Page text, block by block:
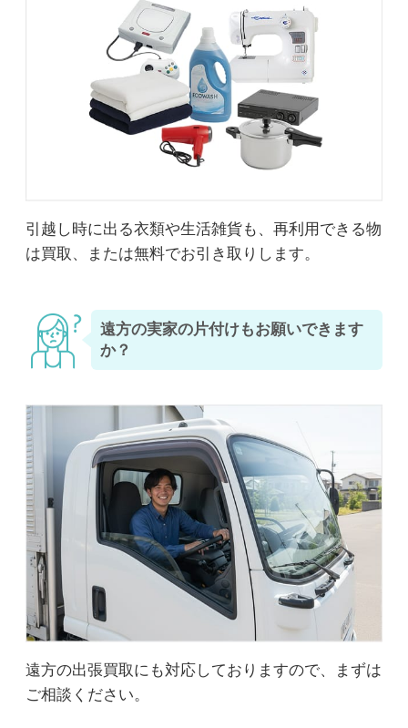
引越し時に出る衣類や生活雑貨も、再利用できる物
は買取、または無料でお引き取りします。
遠方の実家の片付けもお願いできます
か？
遠方の出張買取にも対応しておりますので、まずは
ご相談ください。